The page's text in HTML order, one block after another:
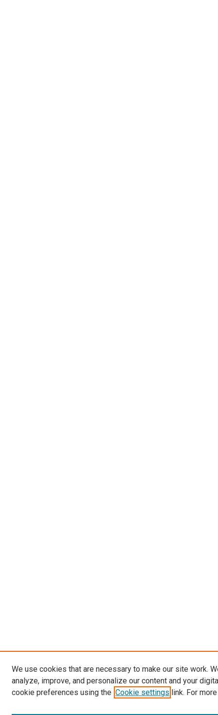
We use cookies that are necessary to make our site work.
analyze, improve, and personalize our content and your
cookie preferences using the Cookie settings link. For